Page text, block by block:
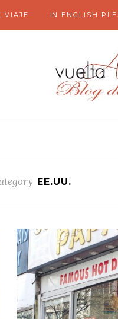
VIAJE IN ENGLISH
EE.UU.